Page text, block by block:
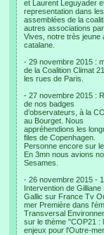
et Laurent Leguyader
representation dans les
assemblées de la
autres associations
Vives, notre très jeune
catalane.
- 29 novembre 2015 :
de la Coalition Climat
les rues de Paris.
- 27 novembre 2015 :
de nos badges
d’observateurs, à la
au Bourget. Nous
appréhendions les
files de Copenhagen.
Personne encore sur
En 3mn nous avions
Sesames.
- 26 novembre 2015 -
Intervention de Gilliane
Gallic sur France Tv
mer Première dans
Transversal
sur le thème "COP21 :
enjeux pour l'Outre-